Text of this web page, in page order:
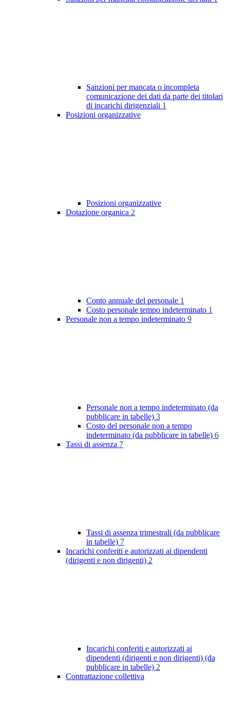
Sanzioni per mancata o incompleta
comunicazione dei dati da parte dei titolari
di incarichi dirigenziali 1
Posizioni organizzative
Posizioni organizzative
Dotazione organica 2
Conto annuale del personale 1
Costo personale tempo indeterminato 1
Personale non a tempo indeterminato 9
Personale non a tempo indeterminato (da
pubblicare in tabelle) 3
Costo del personale non a tempo
indeterminato (da pubblicare in tabelle) 6
Tassi di assenza 7
Tassi di assenza trimestrali (da pubblicare
in tabelle) 7
Incarichi conferiti e autorizzati ai dipendenti
(dirigenti e non dirigenti) 2
Incarichi conferiti e autorizzati ai
dipendenti (dirigenti e non dirigenti) (da
pubblicare in tabelle) 2
Contrattazione collettiva